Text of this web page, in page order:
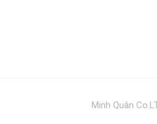
Minh Quân